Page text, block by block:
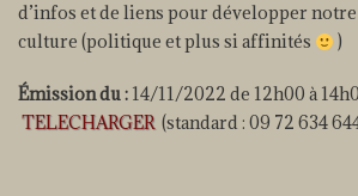
d’infos et de liens pour développer
culture (politique et plus si affinités
)
Émission du : 14/11/2022 de 12h00 à
TELECHARGER (standard : 09 72 634